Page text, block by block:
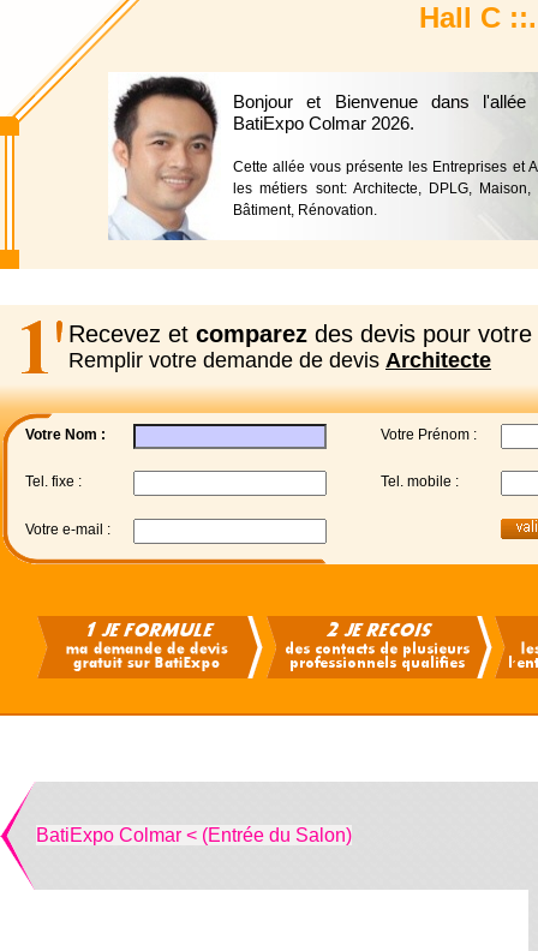
Hall C
Bonjour et Bienvenue dans l'allée
BatiExpo Colmar 2026.
Cette allée vous présente les Entreprises et
les métiers sont: Architecte, DPLG,
Bâtiment, Rénovation.
Recevez et comparez des devis pour votre
Remplir votre demande de devis Architecte
Votre Nom : Votre Prénom :
Tel. fixe : Tel. mobile :
Votre e-mail :
BatiExpo Colmar < (Entrée du Salon)